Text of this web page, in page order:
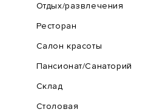
Отдых/развлечения
Ресторан
Салон красоты
Пансионат/Санаторий
Склад
Столовая